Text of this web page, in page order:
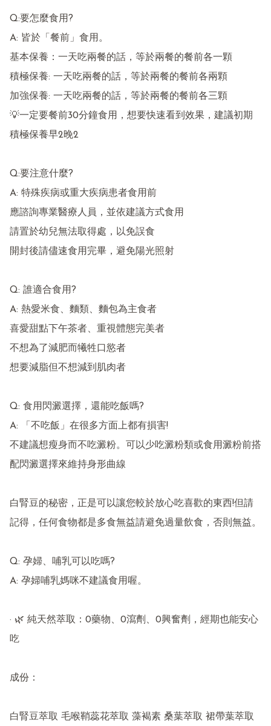
Q:要怎麼食用?
A: 皆於「餐前」食用。
基本保養：一天吃兩餐的話，等於兩餐的餐前各一顆
積極保養: 一天吃兩餐的話，等於兩餐的餐前各兩顆
加強保養: 一天吃兩餐的話，等於兩餐的餐前各三顆
💡一定要餐前30分鐘食用，想要快速看到效果，建議初期
積極保養早2晚2
Q:要注意什麼?
A: 特殊疾病或重大疾病患者食用前
應諮詢專業醫療人員，並依建議方式食用
請置於幼兒無法取得處，以免誤食
開封後請儘速食用完畢，避免陽光照射
Q: 誰適合食用?
A: 熱愛米食、麵類、麵包為主食者
喜愛甜點下午茶者、重視體態完美者
不想為了減肥而犧牲口慾者
想要減脂但不想減到肌肉者
Q: 食用閃澱選擇，還能吃飯嗎?
A: 「不吃飯」在很多方面上都有損害!
不建議想瘦身而不吃澱粉。可以少吃澱粉類或食用澱粉前搭
配閃澱選擇來維持身形曲線
白腎豆的秘密，正是可以讓您較於放心吃喜歡的東西!但請
記得，任何食物都是多食無益請避免過量飲食，否則無益。
Q: 孕婦、哺乳可以吃嗎?
A: 孕婦哺乳媽咪不建議食用喔。
· 🌿 純天然萃取：0藥物、0瀉劑、0興奮劑，經期也能安心
吃
成份：
白腎豆萃取 毛喉鞘蕊花萃取 藻褐素 桑葉萃取 裙帶葉萃取